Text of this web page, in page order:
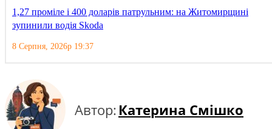
1,27 проміле і 400 доларів патрульним: на Житомирщині
зупинили водія Skoda
8 Серпня, 2026р 19:37
Автор: Катерина Смішко